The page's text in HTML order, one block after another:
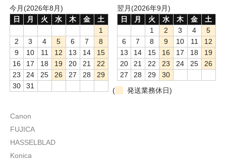
今月(2026年8月)
日
月 火 水 木 金
土
1
2
3 4 5 6 7
8
9
10 11 12 13 14
15
16
17 18 19 20 21
22
23
24 25 26 27 28
29
30
31
翌月(2026年9月)
日
月 火 水 木 金
土
1
2 3 4
5
6
7 8 9 10 11
12
13
14 15 16 17 18
19
20
21 22 23 24 25
26
27
28 29
30
(
発送業務休日)
Canon
FUJICA
HASSELBLAD
Konica